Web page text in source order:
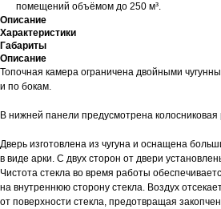
помещений объёмом до 250 м³.
Описание
Характеристики
Габариты
Описание
Топочная камера ограничена двойными
и по бокам.
В нижней панели предусмотрена колосниковая
Дверь изготовлена из чугуна и оснащена
в виде арки. С двух сторон от двери
Чистота стекла во время работы
на внутреннюю сторону стекла. Воздух
от поверхности стекла, предотвращая